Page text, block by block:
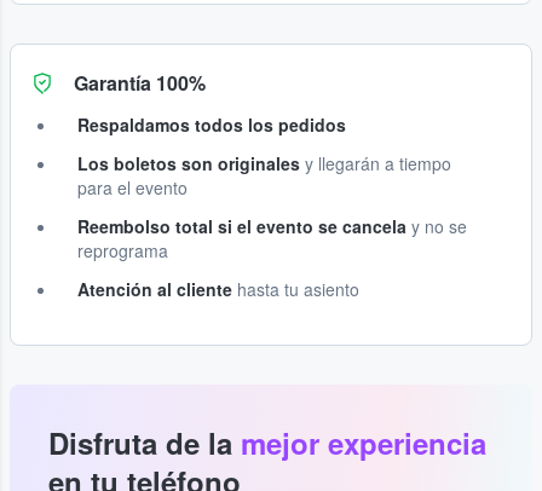
Garantía 100%
Respaldamos todos los pedidos
Los boletos son originales y llegarán a tiempo
para el evento
Reembolso total si el evento se cancela y no se
reprograma
Atención al cliente hasta tu asiento
Disfruta de la mejor experiencia
en tu teléfono